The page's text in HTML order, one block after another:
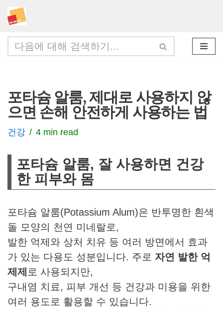
콘
텐
츠
너
뛰
기
포타슘 알룸, 제대로 사용하지 않
으면 손해 안전하게 사용하는 법
건강 4 min read
포타슘 알룸, 잘 사용하면 건강
한 피부와 몸
포타슘 알룸(Potassium Alum)은 반투명한 흰색
돌 모양의 천연 미네랄로,
발한 억제와 상처 치유 등 여러 방면에서 효과
가 있는 다용도 성분입니다. 주로 자연 발한 억
제제 로 사용되지만,
구내염 치료, 피부 개선 등 건강과 미용을 위한
여러 용도로 활용할 수 있습니다.